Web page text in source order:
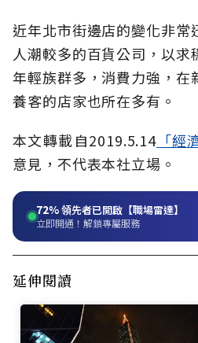
近年北市街邊店的變化非常
人潮較多的百貨公司，以
年輕族群多，消費力強，在
養客的店家也所在多有。
本文轉載自2019.5.14 「經
意見，不代表本社立場。
72%領先者已開啟【職場雷達】
立即開通！解鎖專屬服務
延伸閱讀